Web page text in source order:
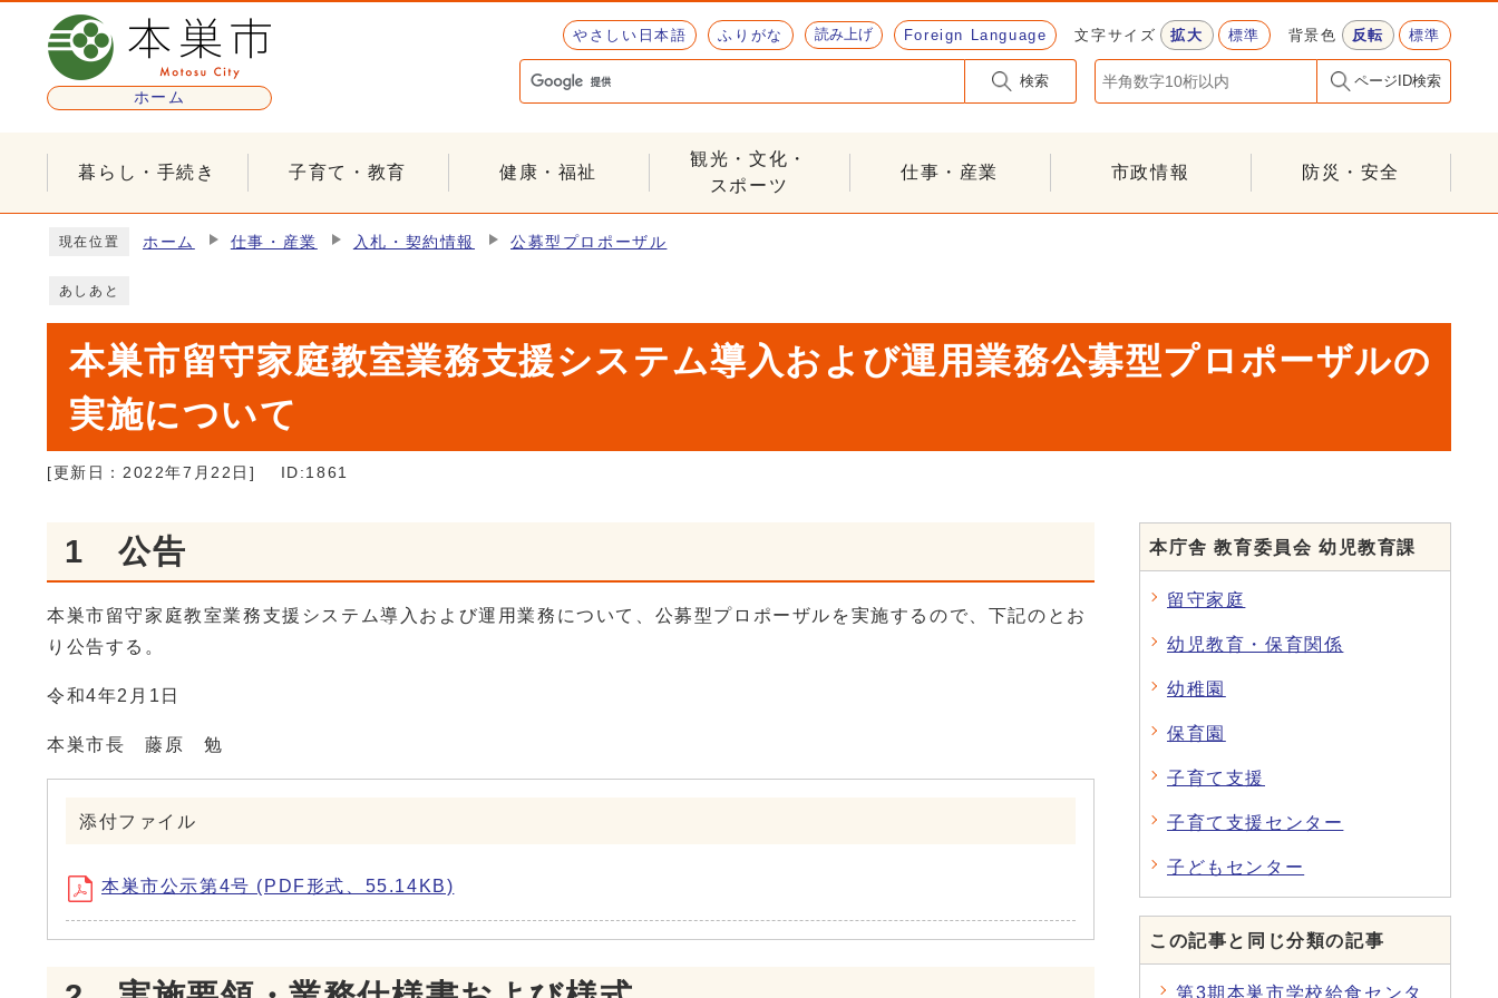
ページの先頭です
ホーム
やさしい日本語 ふりがな 読み上げ Foreign Language 文字サイズ 拡大 標準 背景色 反転 標準
検索 ページID検索
暮らし・手続き 子育て・教育 健康・福祉
観光・文化・
スポーツ
仕事・産業 市政情報 防災・安全
現在位置 ホーム 仕事・産業 入札・契約情報 公募型プロポーザル
あしあと
本巣市留守家庭教室業務支援システム導入および運用業務公募型プロポーザルの
実施について
[更新日： 2022年7月22日 ] ID:1861
1 公告
本巣市留守家庭教室業務支援システム導入および運用業務について、公募型プロポーザルを実施するので、下記のとお
り公告する。
令和4年2月1日
本巣市長 藤原 勉
添付ファイル
本巣市公示第4号 (PDF形式、55.14KB)
本庁舎 教育委員会 幼児教育課
留守家庭
幼児教育・保育関係
幼稚園
保育園
子育て支援
子育て支援センター
子どもセンター
この記事と同じ分類の記事
第3期本巣市学校給食センタ